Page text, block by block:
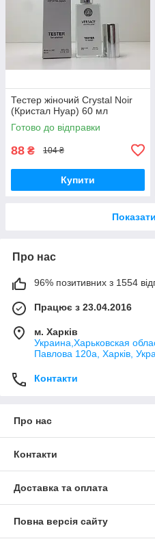
Тестер жіночий Crystal Noir
(Кристал Нуар) 60 мл
Готово до відправки
88 ₴ 104 ₴
Купити
Про нас
96% позитивних з 1554
Працює з 23.04.2016
м. Харків
Украина,Харьковская
Павлова 120а, Харків,
Контакти
Про нас
Контакти
Доставка та оплата
Повна версія сайту